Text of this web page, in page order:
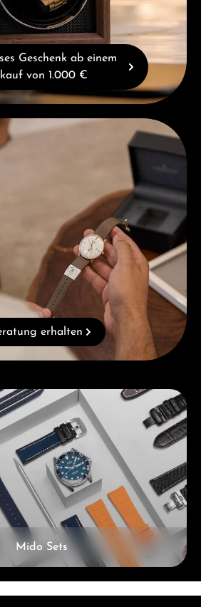
Geschenk ab einem
von 1.000 €
erhalten
Mido Sets